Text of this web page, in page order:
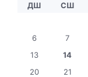
ДШ СШ
6
7
13
14
20
21